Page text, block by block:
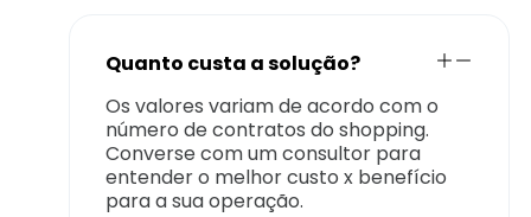
Quanto custa a solução?
Os valores variam de acordo com o
número de contratos do shopping.
Converse com um consultor para
entender o melhor custo x benefício
para a sua operação.